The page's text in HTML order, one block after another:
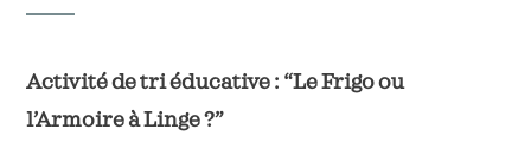
Activité de tri éducative : “Le Frigo ou
l’Armoire à Linge ?”